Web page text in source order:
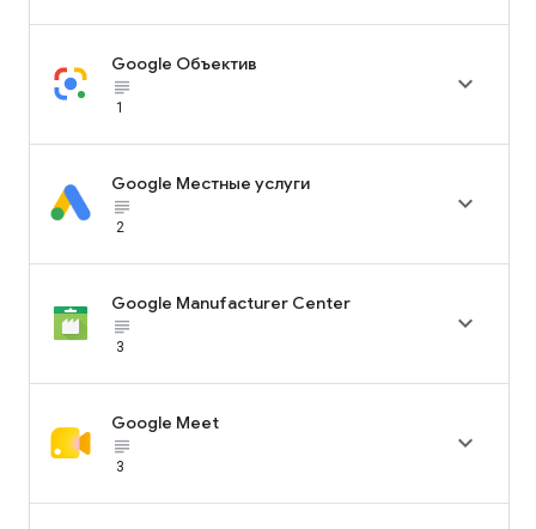
Google Объектив
subject_black
1

Google Местные услуги
subject_black
2

Google Manufacturer Center
subject_black
3

Google Meet
subject_black
3
